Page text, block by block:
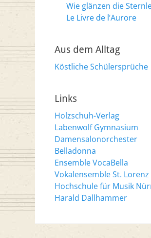
Wie glänzen die
Le Livre de l’Aurore
Aus dem Alltag
Köstliche Schülersprüche
Links
Holzschuh-Verlag
Labenwolf Gymnasium
Damensalonorchester
Belladonna
Ensemble VocaBella
Vokalensemble St. Lorenz
Hochschule für Musik
Harald Dallhammer